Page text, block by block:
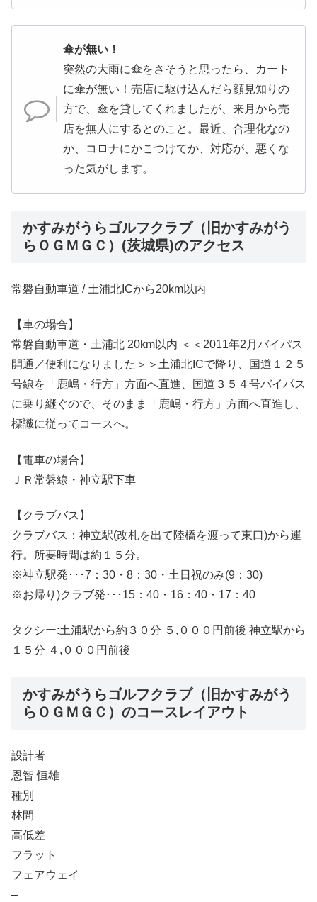
傘が無い！
突然の大雨に傘をさそうと思ったら、カート
に傘が無い！売店に駆け込んだら顔見知りの
方で、傘を貸してくれましたが、来月から売
店を無人にするとのこと。最近、合理化なの
か、コロナにかこつけてか、対応が、悪くな
った気がします。
かすみがうらゴルフクラブ（旧かすみがう
らＯＧＭＧＣ）(茨城県)のアクセス
常磐自動車道 / 土浦北ICから20km以内
【車の場合】
常磐自動車道・土浦北 20km以内 ＜＜2011年2月バイパス
開通／便利になりました＞＞土浦北ICで降り、国道１２５
号線を「鹿嶋・行方」方面へ直進、国道３５４号バイパス
に乗り継ぐので、そのまま「鹿嶋・行方」方面へ直進し、
標識に従ってコースへ。
【電車の場合】
ＪＲ常磐線・神立駅下車
【クラブバス】
クラブバス：神立駅(改札を出て陸橋を渡って東口)から運
行。所要時間は約１５分。
※神立駅発･･･7：30・8：30・土日祝のみ(9：30)
※お帰り)クラブ発･･･15：40・16：40・17：40
タクシー:土浦駅から約３０分 ５,０００円前後 神立駅から
１５分 ４,０００円前後
かすみがうらゴルフクラブ（旧かすみがう
らＯＧＭＧＣ）のコースレイアウト
設計者
恩智 恒雄
種別
林間
高低差
フラット
フェアウェイ
–